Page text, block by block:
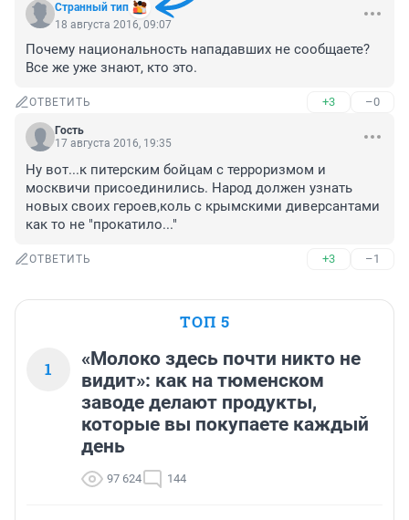
Странный тип
18 августа 2016, 09:07
Почему национальность нападавших не сообщаете?
Все же уже знают, кто это.
ОТВЕТИТЬ +3 –0
Гость
17 августа 2016, 19:35
Ну вот...к питерским бойцам с терроризмом и
москвичи присоединились. Народ должен узнать
новых своих героев,коль с крымскими диверсантами
как то не "прокатило..."
ОТВЕТИТЬ +3 –1
ТОП 5
1
«Молоко здесь почти никто не
видит»: как на тюменском
заводе делают продукты,
которые вы покупаете каждый
день
97 624 144